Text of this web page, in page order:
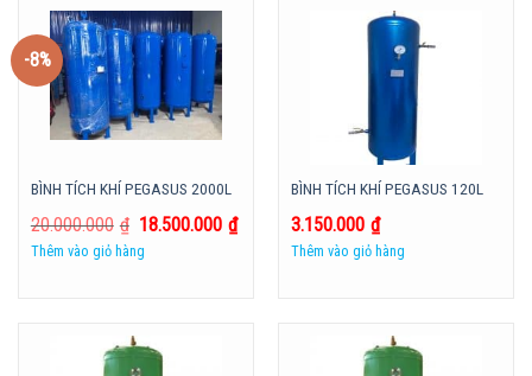
-8%
BÌNH TÍCH KHÍ PEGASUS 2000L
20.000.000 ₫ 18.500.000 ₫
Thêm vào giỏ hàng
BÌNH TÍCH KHÍ PEGASUS 120L
3.150.000 ₫
Thêm vào giỏ hàng